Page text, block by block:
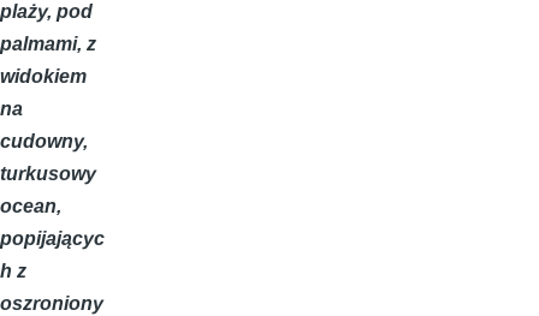
plaży, pod
palmami, z
widokiem
na
cudowny,
turkusowy
ocean,
popijającyc
h z
oszroniony